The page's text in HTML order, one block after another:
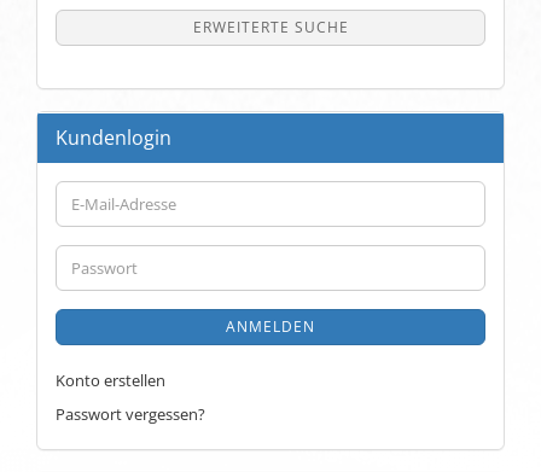
ERWEITERTE SUCHE
Kundenlogin
E-
Mail-
Adresse
Passwort
ANMELDEN
Konto erstellen
Passwort vergessen?